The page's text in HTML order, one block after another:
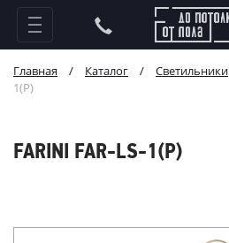
Главная / Каталог / Светильники
1(P)
FARINI FAR-LS-1(P)